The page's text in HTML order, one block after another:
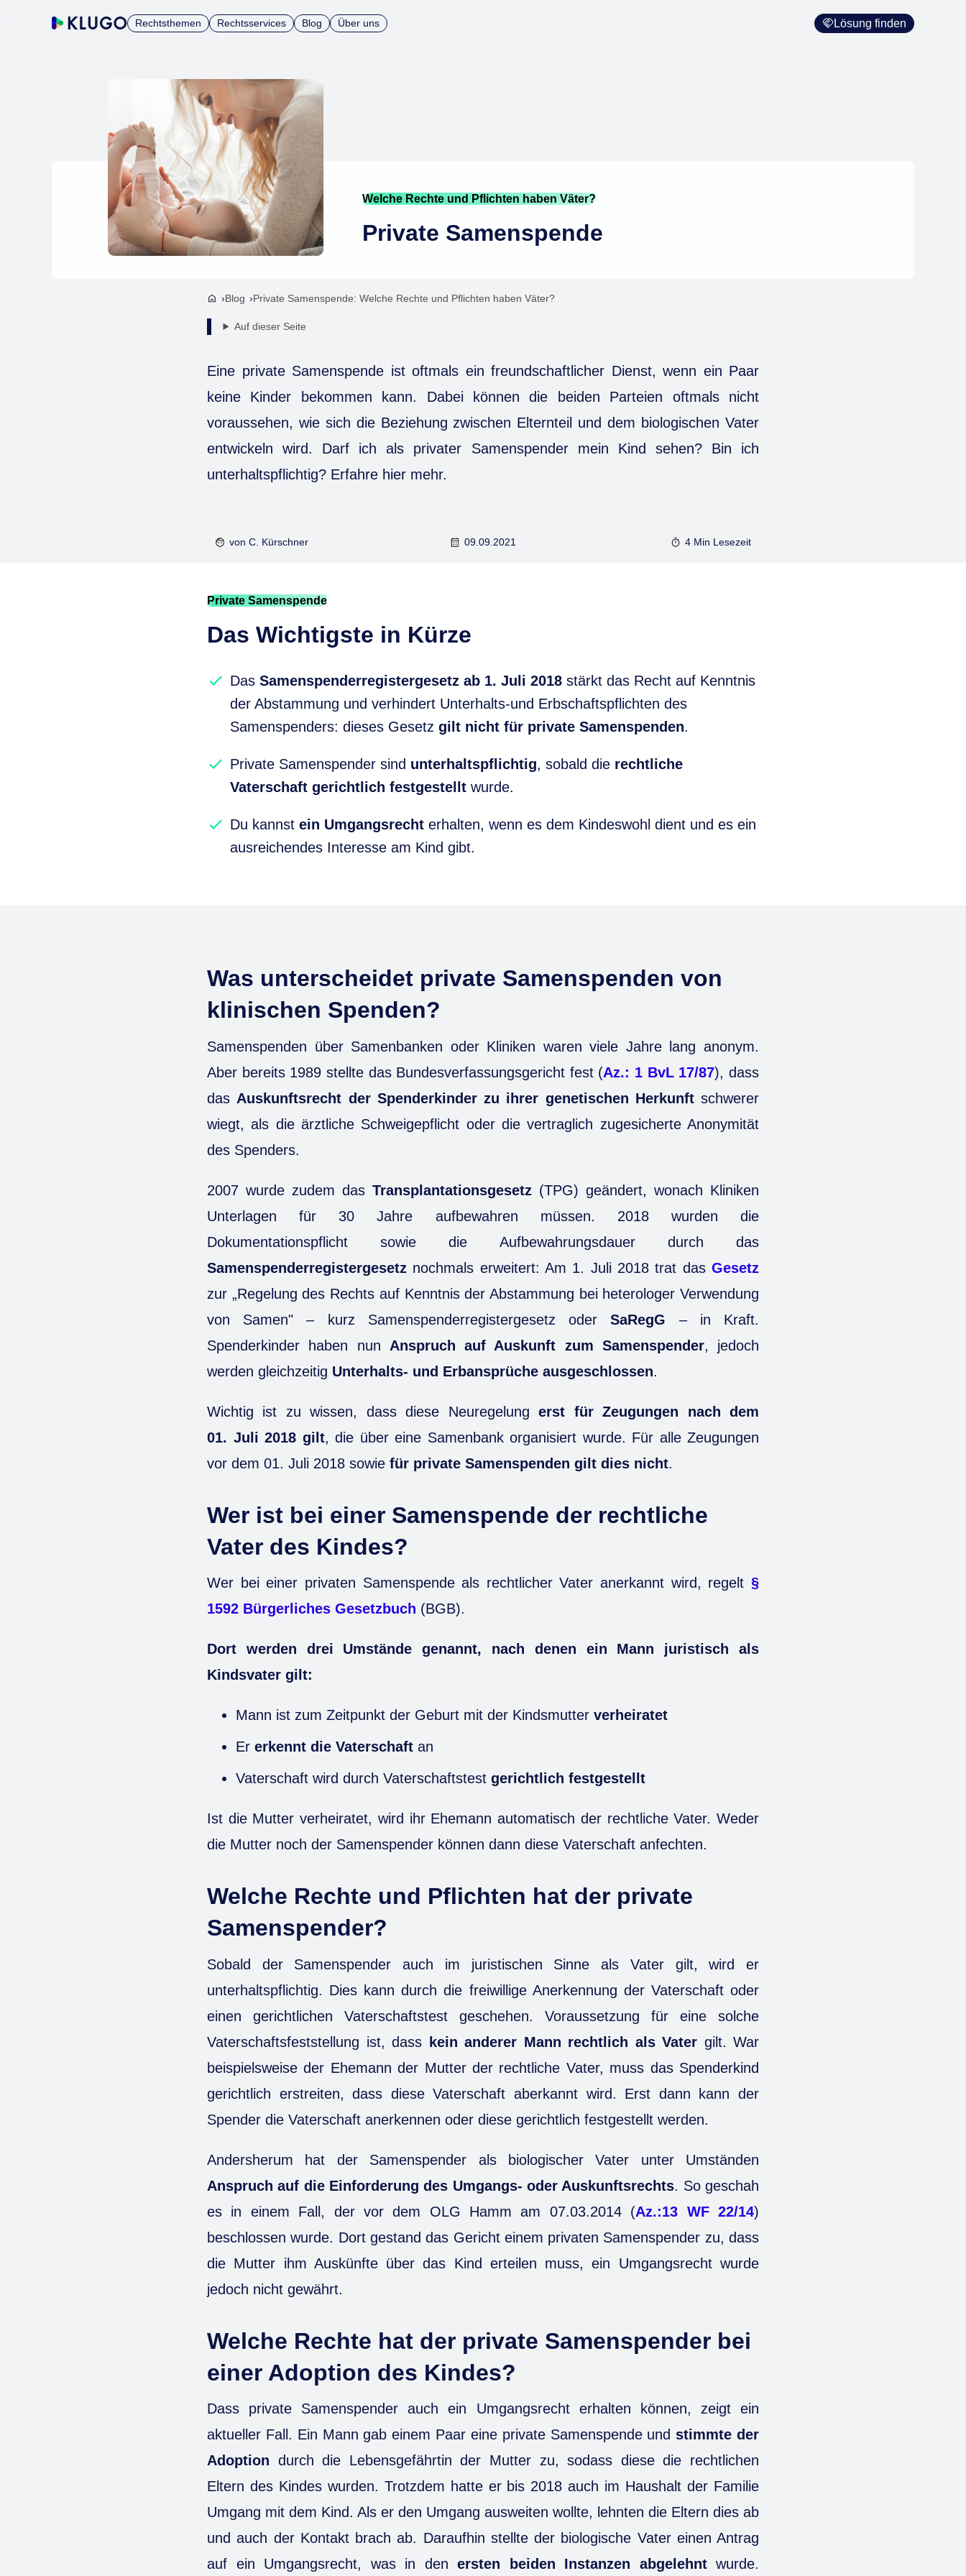
Rechtsthemen Rechtsservices Blog Über uns Lösung finden
Welche Rechte und Pflichten haben Väter?
Private Samenspende
Blog Private Samenspende: Welche Rechte und Pflichten haben Väter?
Auf dieser Seite
Eine private Samenspende ist oftmals ein freundschaftlicher Dienst, wenn ein Paar
keine Kinder bekommen kann. Dabei können die beiden Parteien oftmals nicht
voraussehen, wie sich die Beziehung zwischen Elternteil und dem biologischen Vater
entwickeln wird. Darf ich als privater Samenspender mein Kind sehen? Bin ich
unterhaltspflichtig? Erfahre hier mehr.
von C. Kürschner 09.09.2021 4 Min Lesezeit
Private Samenspende
Das Wichtigste in Kürze
Das Samenspenderregistergesetz ab 1. Juli 2018 stärkt das Recht auf Kenntnis
der Abstammung und verhindert Unterhalts-und Erbschaftspflichten des
Samenspenders: dieses Gesetz gilt nicht für private Samenspenden.
Private Samenspender sind unterhaltspflichtig, sobald die rechtliche
Vaterschaft gerichtlich festgestellt wurde.
Du kannst ein Umgangsrecht erhalten, wenn es dem Kindeswohl dient und es ein
ausreichendes Interesse am Kind gibt.
Was unterscheidet private Samenspenden von
klinischen Spenden?
Samenspenden über Samenbanken oder Kliniken waren viele Jahre lang anonym.
Aber bereits 1989 stellte das Bundesverfassungsgericht fest (Az.: 1 BvL 17/87), dass
das Auskunftsrecht der Spenderkinder zu ihrer genetischen Herkunftschwerer
wiegt, als die ärztliche Schweigepflicht oder die vertraglich zugesicherte Anonymität
des Spenders.
2007 wurde zudem das Transplantationsgesetz (TPG) geändert, wonach Kliniken
Unterlagen für 30 Jahre aufbewahren müssen. 2018 wurden die
Dokumentationspflicht sowie die Aufbewahrungsdauer durch das
Samenspenderregistergesetz nochmals erweitert: Am 1. Juli 2018 trat das Gesetz
zur „Regelung des Rechts auf Kenntnis der Abstammung bei heterologer Verwendung
von Samen" – kurz Samenspenderregistergesetz oderSaRegG – in Kraft.
Spenderkinder haben nun Anspruch auf Auskunft zum Samenspender, jedoch
werden gleichzeitig Unterhalts- und Erbansprüche ausgeschlossen.
Wichtig ist zu wissen, dass diese Neuregelungerst für Zeugungen nach dem
01. Juli 2018 gilt, die über eine Samenbank organisiert wurde. Für alle Zeugungen
vor dem 01. Juli 2018 sowie für private Samenspenden gilt dies nicht.
Wer ist bei einer Samenspende der rechtliche
Vater des Kindes?
Wer bei einer privaten Samenspende als rechtlicher Vater anerkannt wird, regelt §
1592 Bürgerliches Gesetzbuch (BGB).
Dort werden drei Umstände genannt, nach denen ein Mann juristisch als
Kindsvater gilt:
Mann ist zum Zeitpunkt der Geburt mit der Kindsmutter verheiratet
Er erkennt die Vaterschaft an
Vaterschaft wird durch Vaterschaftstest gerichtlich festgestellt
Ist die Mutter verheiratet, wird ihr Ehemann automatisch der rechtliche Vater. Weder
die Mutter noch der Samenspender können dann diese Vaterschaft anfechten.
Welche Rechte und Pflichten hat der private
Samenspender?
Sobald der Samenspender auch im juristischen Sinne als Vater gilt, wird er
unterhaltspflichtig. Dies kann durch die freiwillige Anerkennung der Vaterschaft oder
einen gerichtlichen Vaterschaftstest geschehen. Voraussetzung für eine solche
Vaterschaftsfeststellung ist, dass
kein anderer Mann rechtlich als Vater gilt. War
beispielsweise der Ehemann der Mutter der rechtliche Vater, muss das Spenderkind
gerichtlich erstreiten, dass diese Vaterschaft aberkannt wird. Erst dann kann der
Spender die Vaterschaft anerkennen oder diese gerichtlich festgestellt werden.
Andersherum hat der Samenspender als biologischer Vater unter Umständen
Anspruch auf die Einforderung des Umgangs- oder Auskunftsrechts. So geschah
es in einem Fall, der vor dem OLG Hamm am 07.03.2014 (Az.:13 WF 22/14)
beschlossen wurde. Dort gestand das Gericht einem privaten Samenspender zu, dass
die Mutter ihm Auskünfte über das Kind erteilen muss, ein Umgangsrecht wurde
jedoch nicht gewährt.
Welche Rechte hat der private Samenspender bei
einer Adoption des Kindes?
Dass private Samenspender auch ein Umgangsrecht erhalten können, zeigt ein
aktueller Fall. Ein Mann gab einem Paar eine private Samenspende und stimmte der
Adoption durch die Lebensgefährtin der Mutter zu, sodass diese die rechtlichen
Eltern des Kindes wurden. Trotzdem hatte er bis 2018 auch im Haushalt der Familie
Umgang mit dem Kind. Als er den Umgang ausweiten wollte, lehnten die Eltern dies ab
und auch der Kontakt brach ab. Daraufhin stellte der biologische Vater einen Antrag
auf ein Umgangsrecht, was in den ersten beiden Instanzen abgelehntwurde.